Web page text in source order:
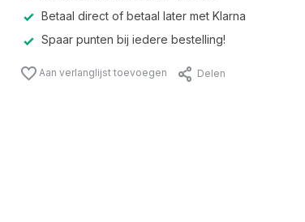
Betaal direct of betaal later met Klarna
Spaar punten bij iedere bestelling!
Aan verlanglijst toevoegen Delen